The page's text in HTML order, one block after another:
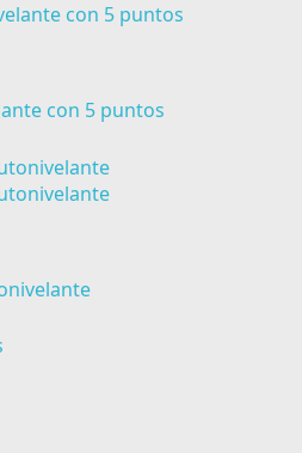
con 5 puntos